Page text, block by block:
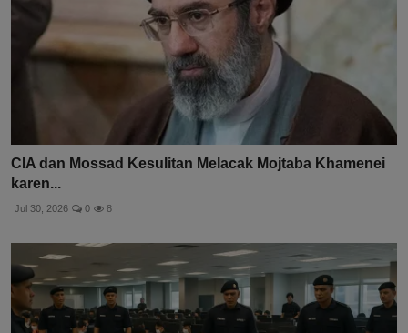
CIA dan Mossad Kesulitan Melacak Mojtaba Khamenei
karen...
Jul 30, 2026 0 8